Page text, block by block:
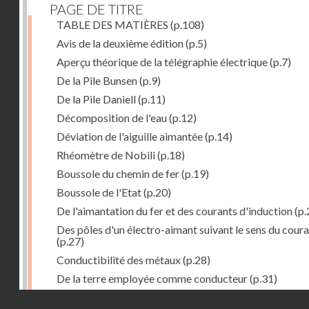
PAGE DE TITRE
TABLE DES MATIÈRES (p.108)
Avis de la deuxième édition(p.5)
Aperçu théorique de la télégraphie électrique(p.7)
De la Pile Bunsen(p.9)
De la Pile Daniell(p.11)
Décomposition de l'eau(p.12)
Déviation de l'aiguille aimantée(p.14)
Rhéomètre de Nobili(p.18)
Boussole du chemin de fer(p.19)
Boussole de l'Etat(p.20)
De l'aimantation du fer et des courants d'induction
Des pôles d'un électro-aimant suivant le sens du
(p.27)
Conductibilité des métaux(p.28)
De la terre employée comme conducteur(p.31)